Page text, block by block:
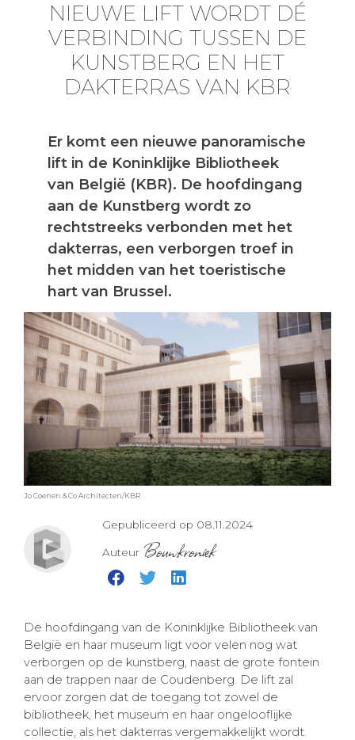
NIEUWE LIFT WORDT DÉ
VERBINDING TUSSEN DE
KUNSTBERG EN HET
DAKTERRAS VAN KBR
Er komt een nieuwe panoramische
lift in de Koninklijke Bibliotheek
van België (KBR). De hoofdingang
aan de Kunstberg wordt zo
rechtstreeks verbonden met het
dakterras, een verborgen troef in
het midden van het toeristische
hart van Brussel.
Jo Coenen & Co Architecten/KBR
Gepubliceerd op 08.11.2024
Auteur Bouwkroniek
De hoofdingang van de Koninklijke Bibliotheek van
België en haar museum ligt voor velen nog wat
verborgen op de kunstberg, naast de grote fontein
aan de trappen naar de Coudenberg. De lift zal
ervoor zorgen dat de toegang tot zowel de
bibliotheek, het museum en haar ongelooflijke
collectie, als het dakterras vergemakkelijkt wordt.